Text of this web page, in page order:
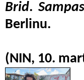
Brid.Sampas
Berlinu.
(NIN, 10.